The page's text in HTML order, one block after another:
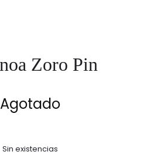
Zoro Pin
Agotado
Sin existencias